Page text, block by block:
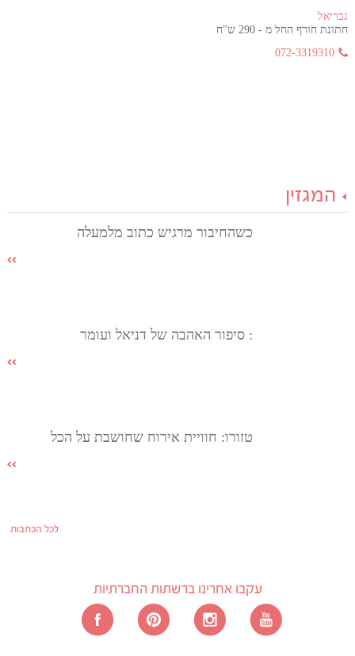
גבריאל
חתונת חורף החל מ - 290 ש"ח
072-3319310
המגזין
כשהחיבור מרגיש כתוב מלמעלה
: סיפור האהבה של דניאל ועומר
טזורו: חוויית אירוח שחושבת על הכל
לכל הכתבות
עקבו אחרינו ברשתות החברתיות